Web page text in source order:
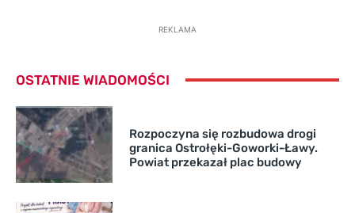
REKLAMA
OSTATNIE WIADOMOŚCI
Rozpoczyna się rozbudowa drogi
granica Ostrołęki-Goworki-Ławy.
Powiat przekazał plac budowy